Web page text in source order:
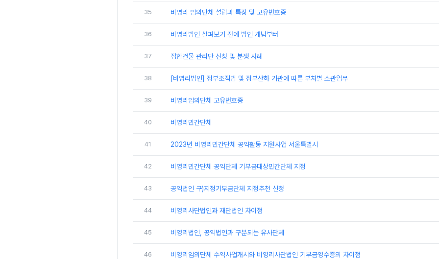
35 비영리 임의단체 설립과 특징 및 고유번호증
36 비영리법인 살펴보기 전에 법인 개념부터
37 집합건물 관리단 신청 및 분쟁 사례
38 [비영리법인] 정부조직법 및 정부산하 기관에 따른 부처별 소관업무
39 비영리임의단체 고유번호증
40 비영리민간단체
41 2023년 비영리민간단체 공익활동 지원사업 서울특별시
42 비영리민간단체 공익단체 기부금대상민간단체 지정
43 공익법인 구)지정기부금단체 지정추천 신청
44 비영리사단법인과 재단법인 차이점
45 비영리법인, 공익법인과 구분되는 유사단체
46 비영리임의단체 수익사업개시와 비영리사단법인 기부금영수증의 차이점